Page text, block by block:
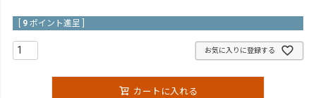
9 ポイント進呈 ]
お気に入りに登録する
カートに入れる